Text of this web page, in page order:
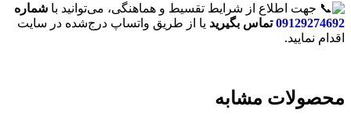
جهت اطلاع از شرایط تقسیط و هماهنگی، می‌توانید با شماره
09129274692تماس بگیرید یا از طریق واتساپ درج‌شده در سایت
اقدام نمایید.
محصولات مشابه